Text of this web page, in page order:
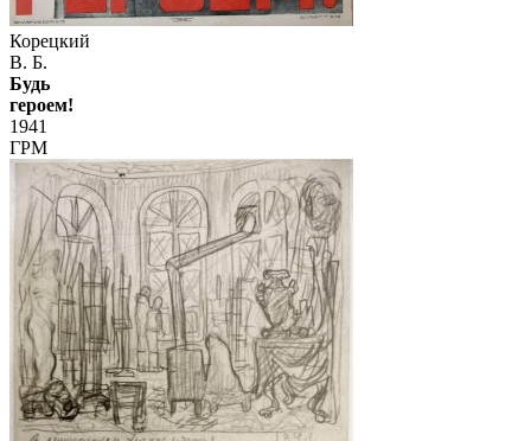
Корецкий
В. Б.
Будь
героем!
1941
ГРМ